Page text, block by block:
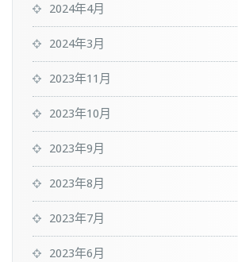
2024年4月
2024年3月
2023年11月
2023年10月
2023年9月
2023年8月
2023年7月
2023年6月